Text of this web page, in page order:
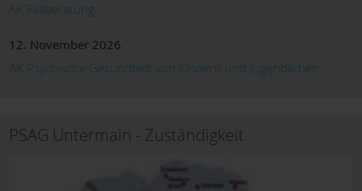
AK Fallberatung
12. November 2026
AK Psychische Gesundheit von Kindern und Jugendlichen
PSAG Untermain - Zuständigkeit